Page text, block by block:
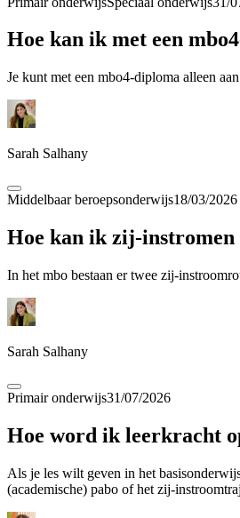
Hoe kan ik met een
Je kunt met een mbo4-diploma alleen
Sarah Salhany
Middelbaar beroepsonderwijs18/03/2026
Hoe kan ik zij-instromen
In het mbo bestaan er twee zij-
Sarah Salhany
Primair onderwijs31/07/2026
Hoe word ik leerkracht
Als je les wilt geven in het
(academische) pabo of het zij-